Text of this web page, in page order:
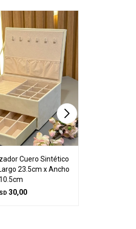
Cuero Sintético
23.5cm x Ancho
10.5cm
30,00